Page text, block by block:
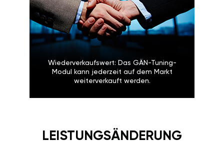
Wiederverkaufswert: Das GÄN-Tuning-
Modul kann jederzeit auf dem Markt
weiterverkauft werden.
LEISTUNGSÄNDERUNG